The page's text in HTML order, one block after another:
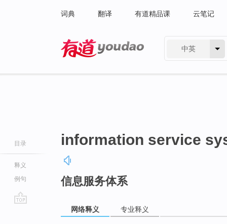
词典 翻译 有道精品课 云笔记
中英
目录
释义
例句
information service
信息服务体系
网络释义 专业释义